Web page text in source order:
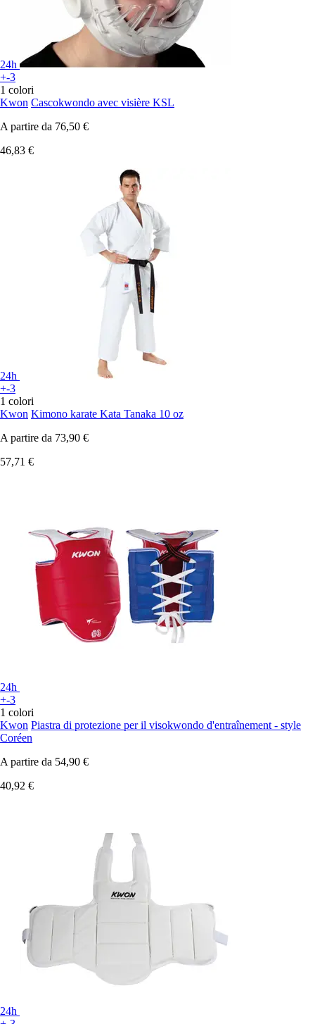
24h
+-3
1 colori
Kwon Cascokwondo avec visière KSL
A partire da 76,50 €
46,83 €
24h
+-3
1 colori
Kwon Kimono karate Kata Tanaka 10 oz
A partire da 73,90 €
57,71 €
24h
+-3
1 colori
Kwon Piastra di protezione per il visokwondo d'entraînement - style
Coréen
A partire da 54,90 €
40,92 €
24h